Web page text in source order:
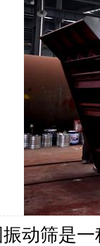
振动筛是